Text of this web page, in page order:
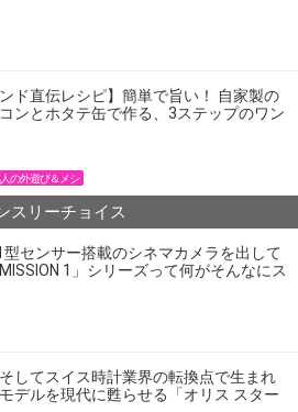
ンド直伝レシピ】簡単で旨い！ 自家製の
ンとホタテ缶で作る、3ステップのワン
の外遊び＆メシ
スリーチョイス
型センサー搭載のシネマカメラを出して
1」シリーズって何がそんなにス
してスイス時計業界の転換点で生まれ
デルを現代に甦らせる「オリス スター